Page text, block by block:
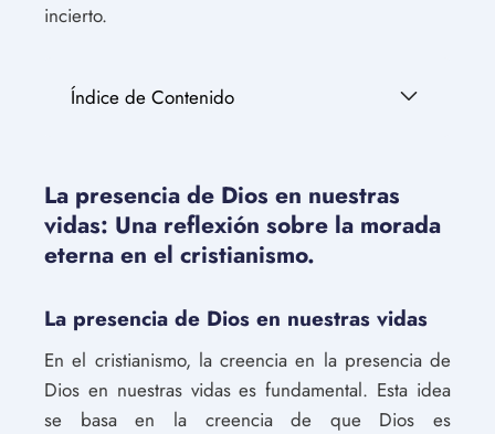
incierto.
Índice de Contenido
La presencia de Dios en nuestras
vidas: Una reflexión sobre la morada
eterna en el cristianismo.
La presencia de Dios en nuestras vidas
En el cristianismo, la creencia en la presencia de
Dios en nuestras vidas es fundamental. Esta idea
se basa en la creencia de que Dios es